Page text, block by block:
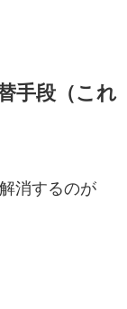
手段（これ
消するのが